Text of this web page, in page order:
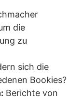
die
zu
sich die
Bookies?
Berichte von